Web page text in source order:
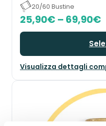
20/60 Bustine
25,90€ – 69,90€
Visualizza dettagli